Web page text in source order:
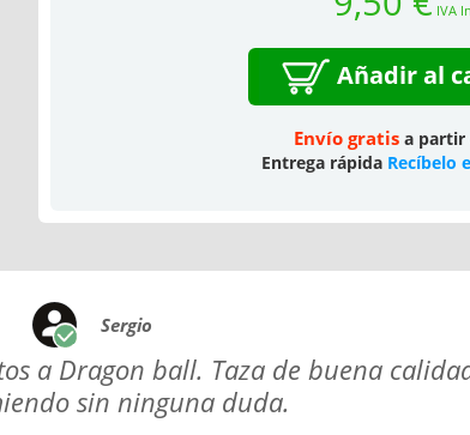
IVA
Añadir al
Envío gratis a partir
Entrega rápida Recíbelo
Sergio
a Dragon ball. Taza de buena
sin ninguna duda.